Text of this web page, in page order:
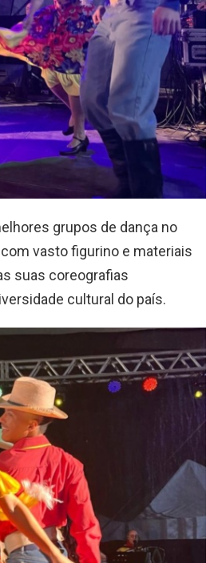
grupos de dança no
vasto figurino e materiais
suas coreografias
cultural do país.